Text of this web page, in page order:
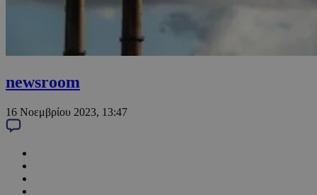
newsroom
16 Νοεμβρίου 2023, 13:47